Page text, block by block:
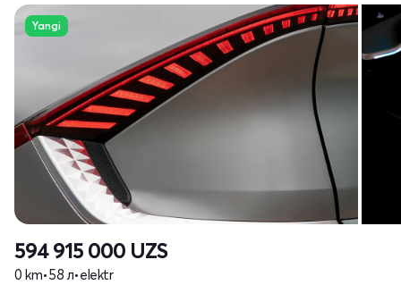
Yangi
594 915 000 UZS
0 km•58 л•elektr